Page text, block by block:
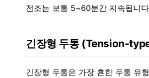
전조는 보통 5~60분간 지속됩니
긴장형 두통 (Tension-
긴장형 두통은 가장 흔한 두통 유